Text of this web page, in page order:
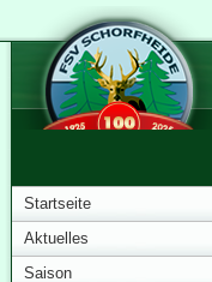
Startseite
Aktuelles
Saison